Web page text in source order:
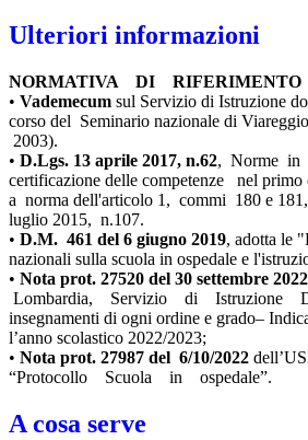
Ulteriori informazioni
NORMATIVA DI RIFERIMENTO
• Vademecum sul Servizio di Istruzione
corso del Seminario nazionale di
2003).
• D.Lgs. 13 aprile 2017, n.62, Norme in
certificazione delle competenze nel primo
a norma dell'articolo 1, commi 180 e
luglio 2015, n.107.
• D.M. 461 del 6 giugno 2019, adotta le
nazionali sulla scuola in ospedale e
• Nota prot. 27520 del 30 settembre 2022
Lombardia, Servizio di Istruzione
insegnamenti di ogni ordine e grado–
l’anno scolastico 2022/2023;
• Nota prot. 27987 del 6/10/2022
“Protocollo Scuola in ospedale”.
A cosa serve